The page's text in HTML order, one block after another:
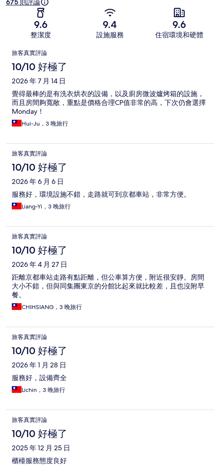
675 則評論
9.6
整潔度
9.4
設施服務
9.6
住宿環境和硬體
評
論
旅客真實評論
10/10 好極了
2026 年 7 月 14 日
覺得最棒的是有洗衣烘衣的設備，以及廚房微波爐烤箱的設施，
而且房間夠寬敞，重點是價格合理CP值非常的高，下次仍會選擇
Monday！
Hui-Ju，3 晚旅行
旅客真實評論
10/10 好極了
2026 年 6 月 6 日
服務好，環境設施不錯，走路就可到京都車站，非常方便。
Liang-Yi，3 晚旅行
旅客真實評論
10/10 好極了
2026 年 4 月 27 日
距離京都車站走路有點距離，但公車算方便，附近很安靜。房間
大小不錯，但與同集團東京的分館比起來就比較差，且也沒附早
餐。
CHIHSIANG，3 晚旅行
旅客真實評論
10/10 好極了
2026 年 1 月 28 日
服務好，設備齊全
Lichin，3 晚旅行
旅客真實評論
10/10 好極了
2025 年 12 月 25 日
櫃檯服務態度良好